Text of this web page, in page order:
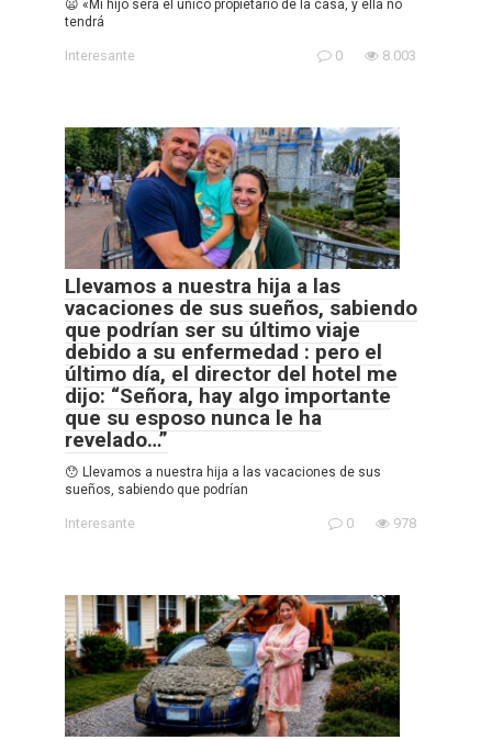
😦 «Mi hijo será el único propietario de la casa, y ella no
tendrá
Interesante 0 8.003
Llevamos a nuestra hija a las
vacaciones de sus sueños, sabiendo
que podrían ser su último viaje
debido a su enfermedad : pero el
último día, el director del hotel me
dijo: “Señora, hay algo importante
que su esposo nunca le ha
revelado…”
😯 Llevamos a nuestra hija a las vacaciones de sus
sueños, sabiendo que podrían
Interesante 0 978